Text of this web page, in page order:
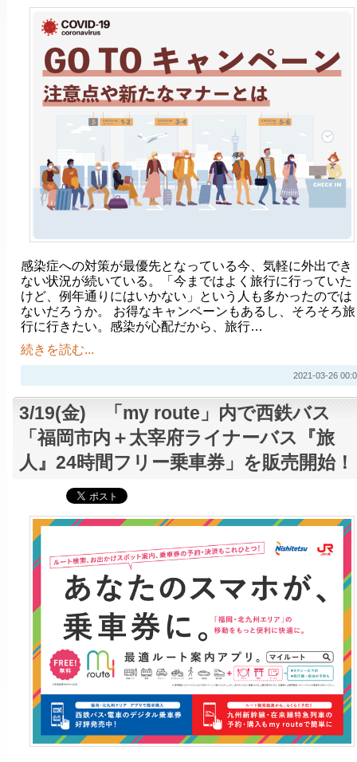
感染症への対策が最優先となっている今、気軽に外出でき
ない状況が続いている。「今まではよく旅行に行っていた
けど、例年通りにはいかない」という人も多かったのでは
ないだろうか。 お得なキャンペーンもあるし、そろそろ旅
行に行きたい。感染が心配だから、旅行…
続きを読む...
2021-03-26
3/19(金) 「my route」内で西鉄バス
「福岡市内＋太宰府ライナーバス『旅
人』24時間フリー乗車券」を販売開始！